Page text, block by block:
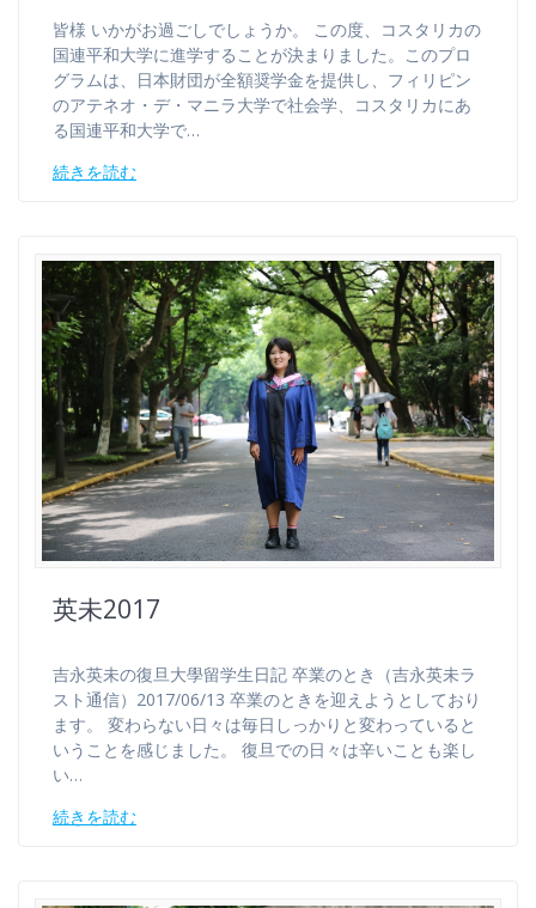
皆様 いかがお過ごしでしょうか。 この度、コスタリカの
国連平和大学に進学することが決まりました。このプロ
グラムは、日本財団が全額奨学金を提供し、フィリピン
のアテネオ・デ・マニラ大学で社会学、コスタリカにあ
る国連平和大学で…
続きを読む
英未2017
吉永英未の復旦大學留学生日記 卒業のとき（吉永英未ラ
スト通信）2017/06/13 卒業のときを迎えようとしており
ます。 変わらない日々は毎日しっかりと変わっていると
いうことを感じました。 復旦での日々は辛いことも楽し
い…
続きを読む